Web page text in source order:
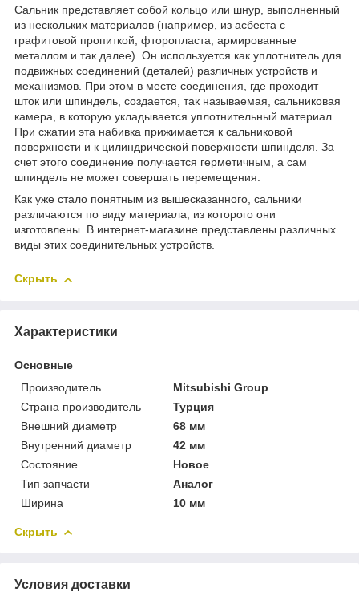
Сальник представляет собой кольцо или шнур, выполненный
из нескольких материалов (например, из асбеста с
графитовой пропиткой, фторопласта, армированные
металлом и так далее). Он используется как уплотнитель для
подвижных соединений (деталей) различных устройств и
механизмов. При этом в месте соединения, где проходит
шток или шпиндель, создается, так называемая, сальниковая
камера, в которую укладывается уплотнительный материал.
При сжатии эта набивка прижимается к сальниковой
поверхности и к цилиндрической поверхности шпинделя. За
счет этого соединение получается герметичным, а сам
шпиндель не может совершать перемещения.
Как уже стало понятным из вышесказанного, сальники
различаются по виду материала, из которого они
изготовлены. В интернет-магазине представлены различных
виды этих соединительных устройств.
Скрыть
Характеристики
Основные
Производитель
Mitsubishi Group
Страна производитель
Турция
Внешний диаметр
68 мм
Внутренний диаметр
42 мм
Состояние
Новое
Тип запчасти
Аналог
Ширина
10 мм
Скрыть
Условия доставки